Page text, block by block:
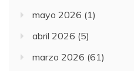
mayo 2026 (1)
abril 2026 (5)
marzo 2026 (61)